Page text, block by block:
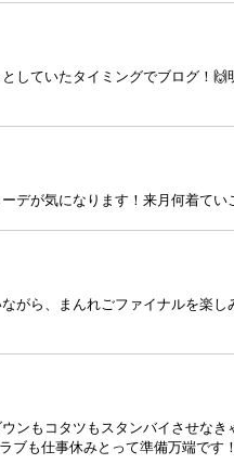
していたタイミングでブログ！
デが気になります！来月何着て
がら、まんれごファイナルを楽
ンもコタツもスタンバイさせな
ブも仕事休みとって準備万端で